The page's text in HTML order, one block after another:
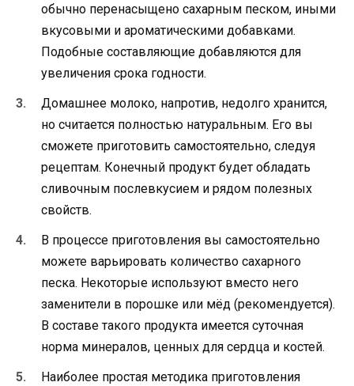
обычно перенасыщено сахарным песком, иными
вкусовыми и ароматическими добавками.
Подобные составляющие добавляются для
увеличения срока годности.
Домашнее молоко, напротив, недолго хранится,
но считается полностью натуральным. Его вы
сможете приготовить самостоятельно, следуя
рецептам. Конечный продукт будет обладать
сливочным послевкусием и рядом полезных
свойств.
В процессе приготовления вы самостоятельно
можете варьировать количество сахарного
песка. Некоторые используют вместо него
заменители в порошке или мёд (рекомендуется).
В составе такого продукта имеется суточная
норма минералов, ценных для сердца и костей.
Наиболее простая методика приготовления